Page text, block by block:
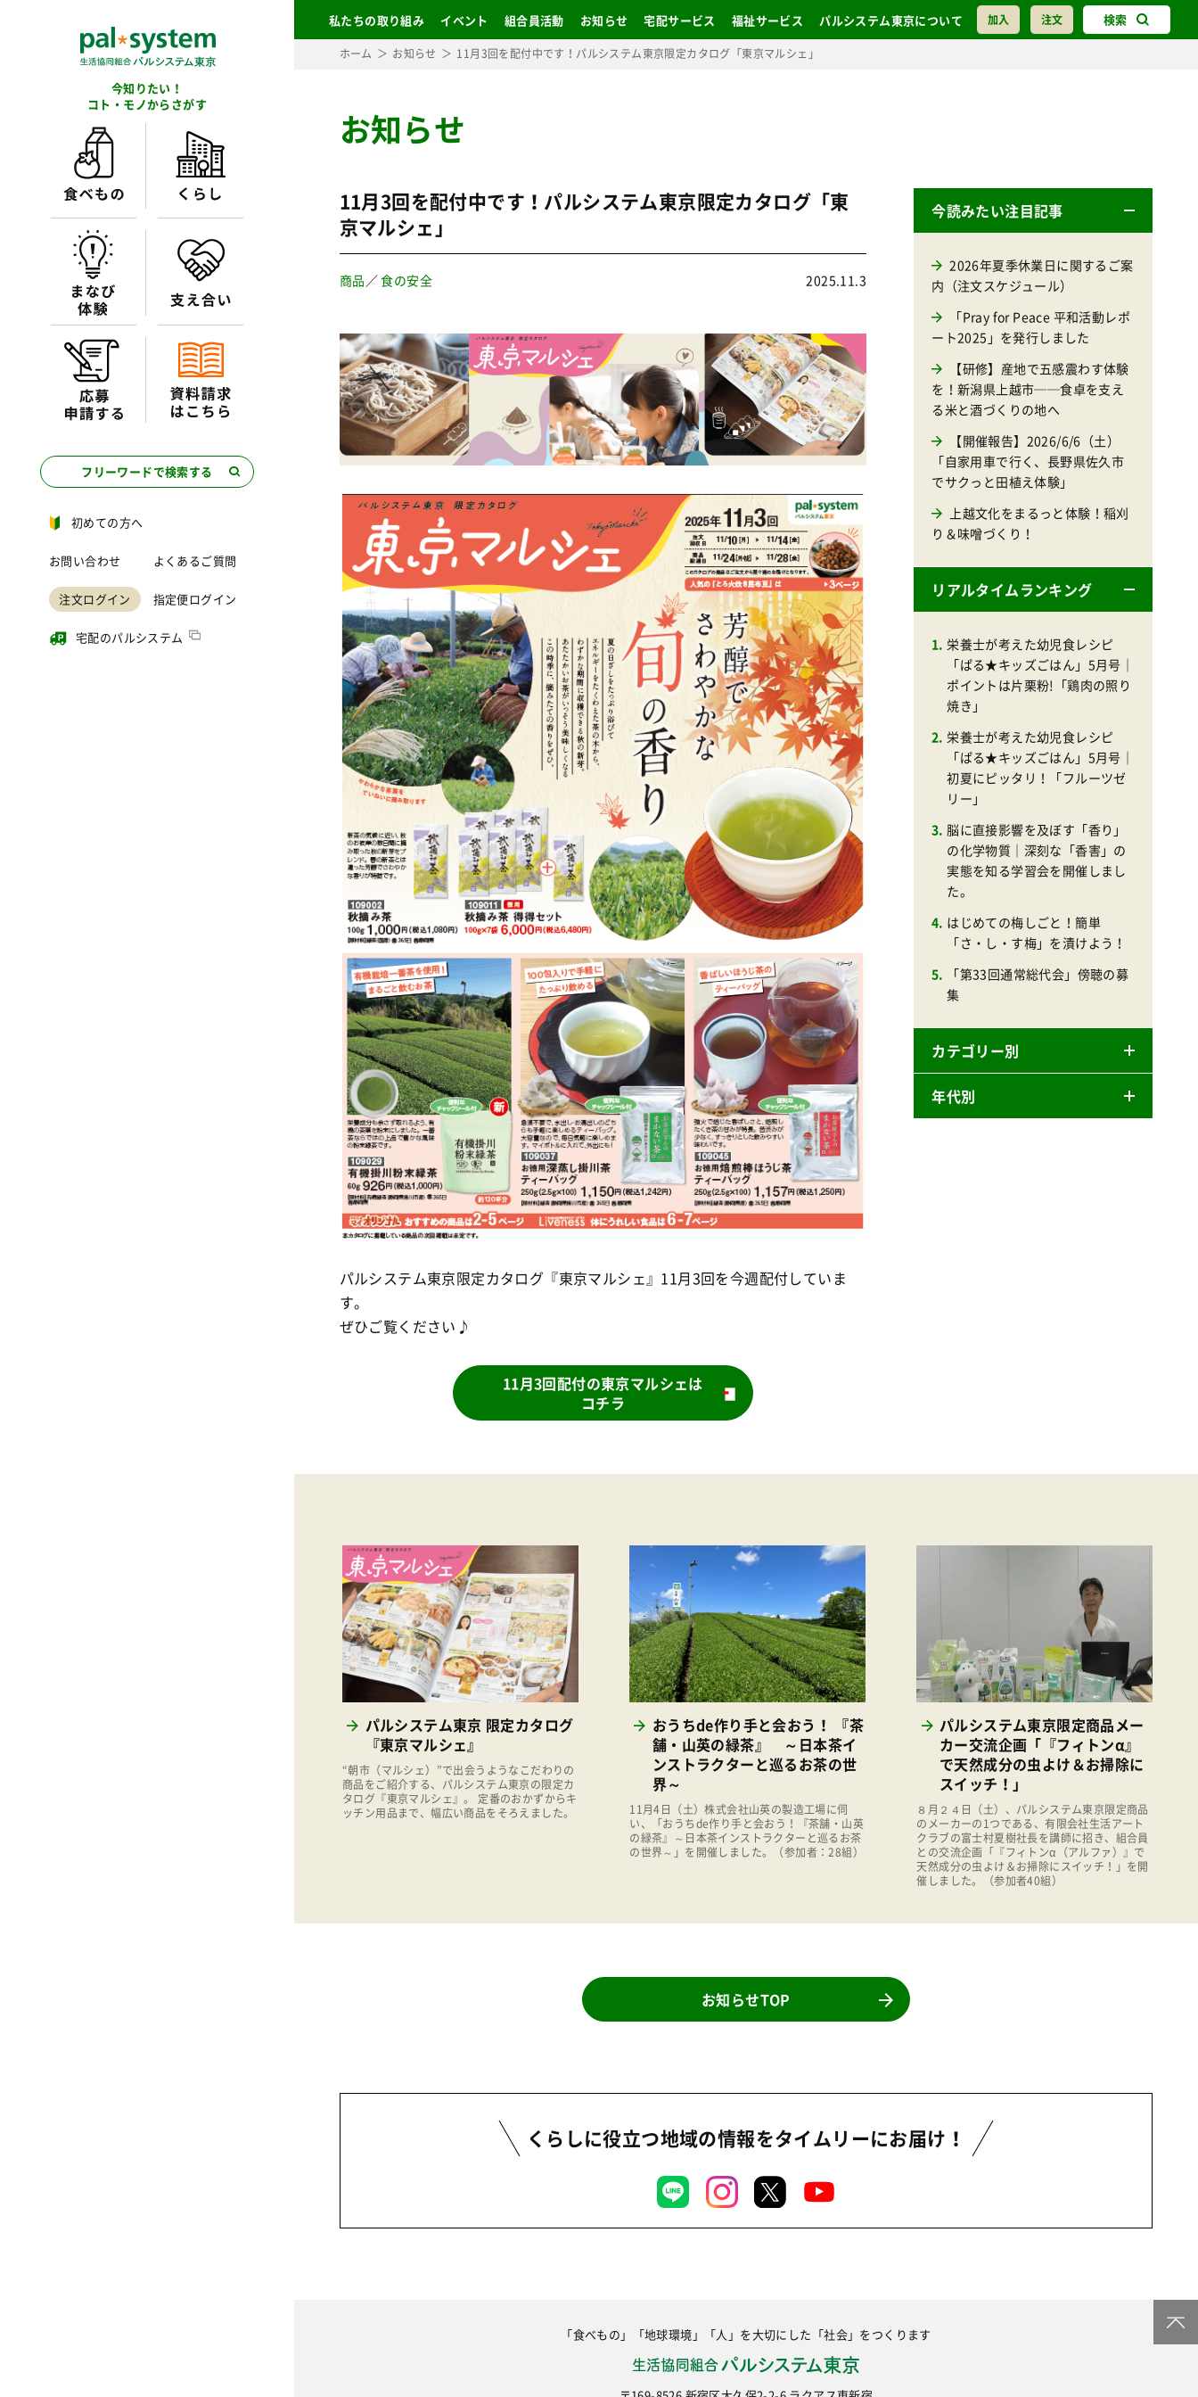
加入 注文 検索
私たちの取り組み イベント 組合員活動 お知らせ 宅配サービス 福祉サービス パルシステム東京について
今知りたい！
コト・モノからさがす
フリーワードで検索する
初めての方へ
お問い合わせ よくあるご質問
注文ログイン 指定便ログイン
宅配のパルシステム
ホーム お知らせ 11月3回を配付中です！パルシステム東京限定カタログ「東京マルシェ」
お知らせ
11月3回を配付中です！パルシステム東京限定カタログ「東
京マルシェ」
商品 ／食の安全 2025.11.3
パルシステム東京限定カタログ『東京マルシェ』11月3回を今週配付していま
す。
ぜひご覧ください♪
11月3回配付の東京マルシェは
コチラ
今読みたい注目記事
2026年夏季休業日に関するご案
内（注文スケジュール）
「Pray for Peace 平和活動レポ
ート2025」を発行しました
【研修】産地で五感震わす体験
を！新潟県上越市──食卓を支え
る米と酒づくりの地へ
【開催報告】2026/6/6（土）
「自家用車で行く、長野県佐久市
でサクっと田植え体験」
上越文化をまるっと体験！稲刈
り＆味噌づくり！
リアルタイムランキング
栄養士が考えた幼児食レシピ
「ぱる★キッズごはん」5月号｜
ポイントは片栗粉!「鶏肉の照り
焼き」
栄養士が考えた幼児食レシピ
「ぱる★キッズごはん」5月号｜
初夏にピッタリ！「フルーツゼ
リー」
脳に直接影響を及ぼす「香り」
の化学物質｜深刻な「香害」の
実態を知る学習会を開催しまし
た。
はじめての梅しごと！簡単
「さ・し・す梅」を漬けよう！
「第33回通常総代会」傍聴の募
集
カテゴリー別
ニュースリリース
パルシステムでんき
復興支援
福祉
陽だまり
地場野菜
食の安全
食育
年代別
パルシステム東京 限定カタログ
『東京マルシェ』
“朝市（マルシェ）”で出会うようなこだわりの
商品をご紹介する、パルシステム東京の限定カ
タログ『東京マルシェ』。 定番のおかずからキ
ッチン用品まで、幅広い商品をそろえました。
おうちde作り手と会おう！ 『茶
舗・山英の緑茶』 ～日本茶イ
ンストラクターと巡るお茶の世
界～
11月4日（土）株式会社山英の製造工場に伺
い、「おうちde作り手と会おう！『茶舗・山英
の緑茶』～日本茶インストラクターと巡るお茶
の世界～」を開催しました。（参加者：28組）
パルシステム東京限定商品メー
カー交流企画「『フィトンα』
で天然成分の虫よけ＆お掃除に
スイッチ！」
８月２４日（土）、パルシステム東京限定商品
のメーカーの1つである、有限会社生活アート
クラブの富士村夏樹社長を講師に招き、組合員
との交流企画「『フィトンα（アルファ）』で
天然成分の虫よけ＆お掃除にスイッチ！」を開
催しました。（参加者40組）
お知らせTOP
くらしに役立つ地域の情報をタイムリーにお届け！
「食べもの」「地球環境」「人」を大切にした 「社会」をつくります